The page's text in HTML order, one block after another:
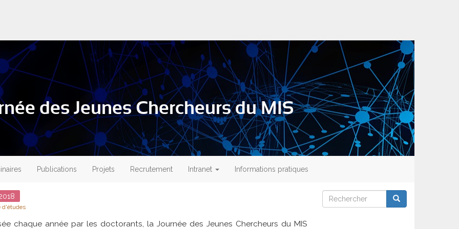
des Jeunes Chercheurs du MIS
Publications Projets Recrutement Intranet Informations pratiques
d'études
chaque année par les doctorants, la Journée des Jeunes Chercheurs du MIS
Rechercher
Rechercher Rechercher